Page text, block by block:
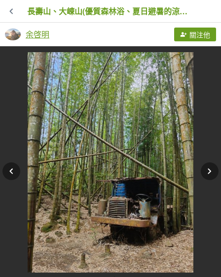
長壽山、大崠山(優質森林浴、夏日避暑的涼爽路線）
余啓明 關注他